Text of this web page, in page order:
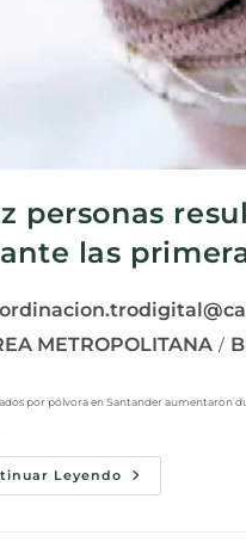
personas
las
METROPOLITANA /
por pólvora en Santander aumentaron
Leyendo